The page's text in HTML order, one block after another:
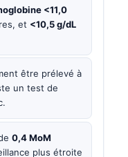
<11,0
et <10,5 g/dL
être prélevé à
un test de
0,4 MoM
plus étroite